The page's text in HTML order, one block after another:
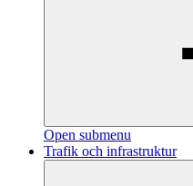
Open submenu
Trafik och infrastruktur